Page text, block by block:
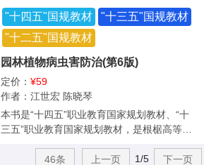
教材。
査看，并在电脑上进入重庆大学出版社官网
下载。教材中加入了教学视频二维码，学生
可用手机扫码观看教学视频和三维模型。 本
书为高职高专和应用型本科园林技术、园林
工程、景观、环境艺术设计类专业教材，也
可供建筑工程、给排水等其他相关专业师生
参考。
体系并编写，突出实用性和可操作性，注重
学生技能的训练和培养。全书包括绪论、园
林植物生长发育与环境、园林植物与气象要
素、园林植物与土壤要素、园林植物与营养
要素、园林植物与生物要素、园林植物设施
环境与管理、实训指导等内容。书中配有电
子课件，可扫描封底二维码查看，或进入重
庆大学出版社官网下载，供教师教学参考。
本书配套多个语音导学资源，扫描二维码可
业使用，也可供园艺、种植等相关专业及园
"十四五"国规教材
"十三五"国规教材
"十二五"国规教材
园林植物病虫害防治(第6版)
定价： ¥59
作者：江世宏 陈晓琴
本书是“十四五”职业教育国家规划教材、“十
三五”职业教育国家规划教材，是根椐高等职
目标和要求，以综合防治技术能力培养为主
46条 上一页 1/5 下一页